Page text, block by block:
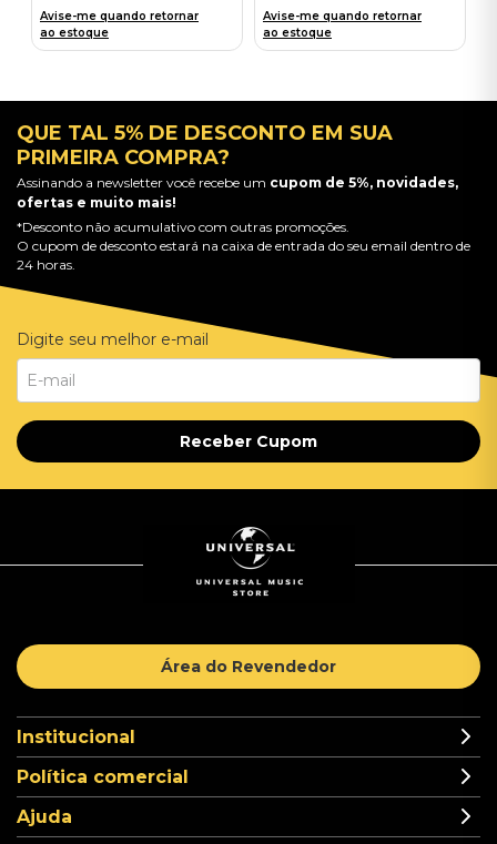
Avise-me quando retornar
ao estoque
Avise-me quando retornar
ao estoque
QUE TAL 5% DE DESCONTO EM SUA
PRIMEIRA COMPRA?
Assinando a newsletter você recebe um cupom de 5%, novidades,
ofertas e muito mais!
*Desconto não acumulativo com outras promoções.
O cupom de desconto estará na caixa de entrada do seu email dentro de
24 horas.
Digite seu melhor e-mail
Receber Cupom
Área do Revendedor
Institucional
Política comercial
Ajuda